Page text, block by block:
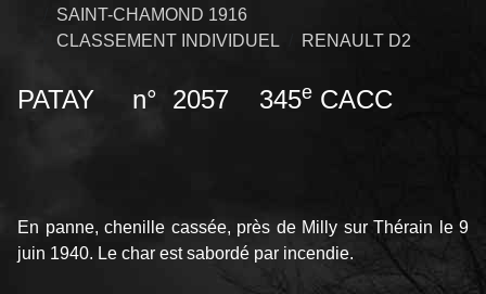
SAINT-CHAMOND 1916
CLASSEMENT INDIVIDUEL
RENAULT D2
PATAY n° 2057 345e CACC
En panne, chenille cassée, près de Milly sur Thérain le 9
juin 1940. Le char est sabordé par incendie.